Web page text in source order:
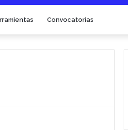
Convocatorias